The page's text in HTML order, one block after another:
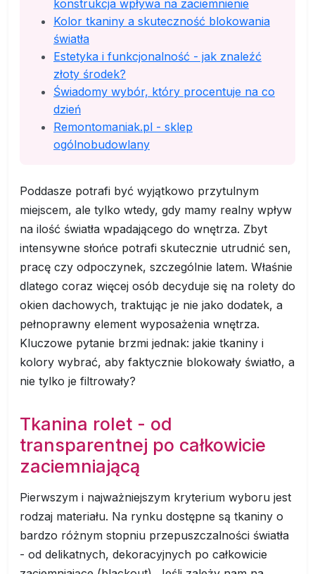
konstrukcja wpływa na zaciemnienie
Kolor tkaniny a skuteczność blokowania
światła
Estetyka i funkcjonalność - jak znaleźć
złoty środek?
Świadomy wybór, który procentuje na co
dzień
Remontomaniak.pl - sklep
ogólnobudowlany
Poddasze potrafi być wyjątkowo przytulnym
miejscem, ale tylko wtedy, gdy mamy realny wpływ
na ilość światła wpadającego do wnętrza. Zbyt
intensywne słońce potrafi skutecznie utrudnić sen,
pracę czy odpoczynek, szczególnie latem. Właśnie
dlatego coraz więcej osób decyduje się na rolety do
okien dachowych, traktując je nie jako dodatek, a
pełnoprawny element wyposażenia wnętrza.
Kluczowe pytanie brzmi jednak: jakie tkaniny i
kolory wybrać, aby faktycznie blokowały światło, a
nie tylko je filtrowały?
Tkanina rolet - od
transparentnej po całkowicie
zaciemniającą
Pierwszym i najważniejszym kryterium wyboru jest
rodzaj materiału. Na rynku dostępne są tkaniny o
bardzo różnym stopniu przepuszczalności światła
- od delikatnych, dekoracyjnych po całkowicie